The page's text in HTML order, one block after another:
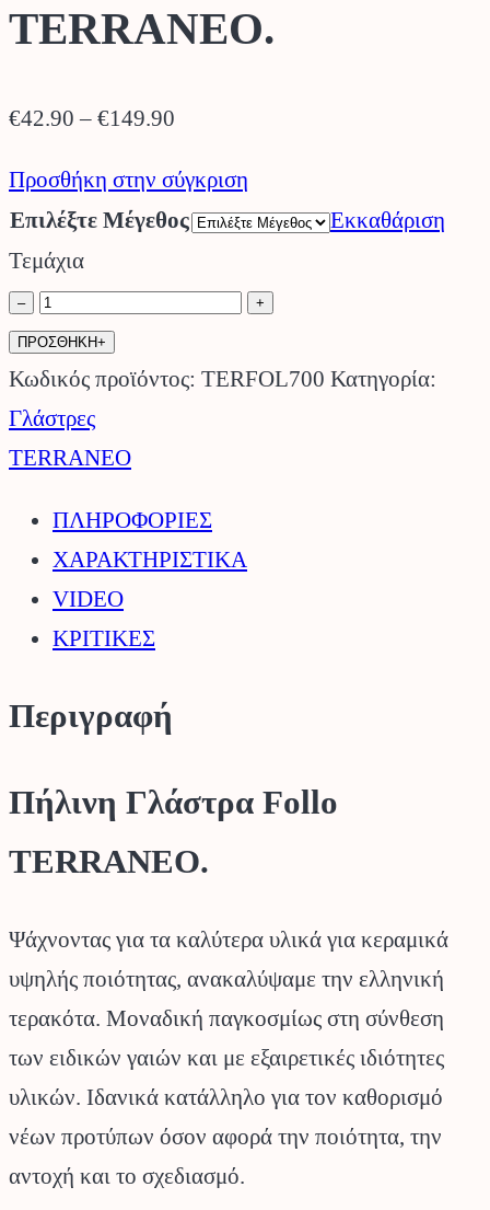
TERRANEO.
€42.90 – €149.90
€42.90
through
Προσθήκη στην σύγκριση
Επιλέξτε Μέγεθος
Εκκαθάριση
Τεμάχια
–
Πήλινη
Γλάστρα
Follo
TERRANEO.
ποσότητα
+
ΠΡΟΣΘΗΚΗ+
Κωδικός προϊόντος: TERFOL700 Κατηγορία:
Γλάστρες
TERRANEO
ΠΛΗΡΟΦΟΡΙΕΣ
ΧΑΡΑΚΤΗΡΙΣΤΙΚΑ
VIDEO
ΚΡΙΤΙΚΕΣ
Περιγραφή
Πήλινη Γλάστρα Follo
TERRANEO.
Ψάχνοντας για τα καλύτερα υλικά για κεραμικά
υψηλής ποιότητας, ανακαλύψαμε την ελληνική
τερακότα. Μοναδική παγκοσμίως στη σύνθεση
των ειδικών γαιών και με εξαιρετικές ιδιότητες
υλικών. Ιδανικά κατάλληλο για τον καθορισμό
νέων προτύπων όσον αφορά την ποιότητα, την
αντοχή και το σχεδιασμό.